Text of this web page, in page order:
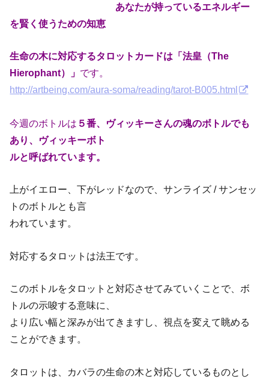
あなたが持っているエネルギー
を賢く使うための知恵
生命の木に対応するタロットカードは「法皇（The
Hierophant）」 です。
http://artbeing.com/aura-soma/reading/tarot-B005.html
今週のボトルは ５番、ヴィッキーさんの魂のボトルでも
あり、ヴィッキーボト
ルと呼ばれています。
上がイエロー、下がレッドなので、サンライズ / サンセッ
トのボトルとも言
われています。
対応するタロットは法王です。
このボトルをタロットと対応させてみていくことで、ボ
トルの示唆する意味に、
より広い幅と深みが出てきますし、視点を変えて眺める
ことができます。
タロットは、カバラの生命の木と対応しているものとし